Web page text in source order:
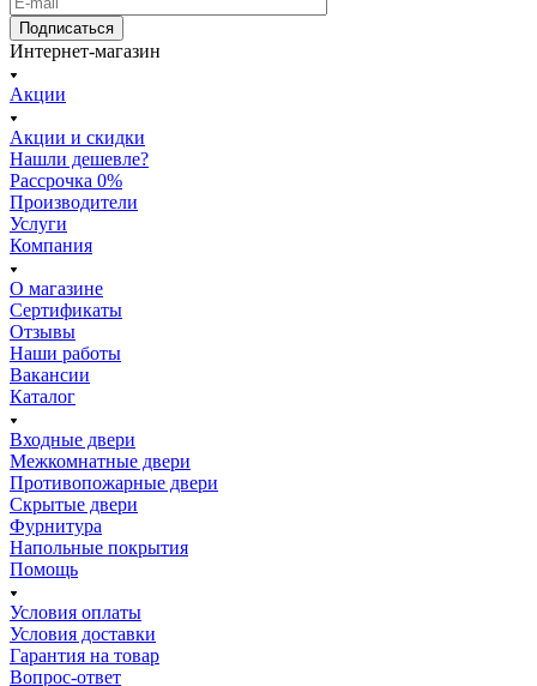
Подписаться
Интернет-магазин
Акции
Акции и скидки
Нашли дешевле?
Рассрочка 0%
Производители
Услуги
Компания
О магазине
Сертификаты
Отзывы
Наши работы
Вакансии
Каталог
Входные двери
Межкомнатные двери
Противопожарные двери
Скрытые двери
Фурнитура
Напольные покрытия
Помощь
Условия оплаты
Условия доставки
Гарантия на товар
Вопрос-ответ